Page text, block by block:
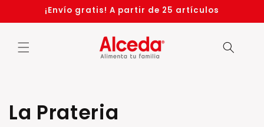
directamente
al contenido
¡Envío gratis! A partir de 25 artículos
C
La Prateria